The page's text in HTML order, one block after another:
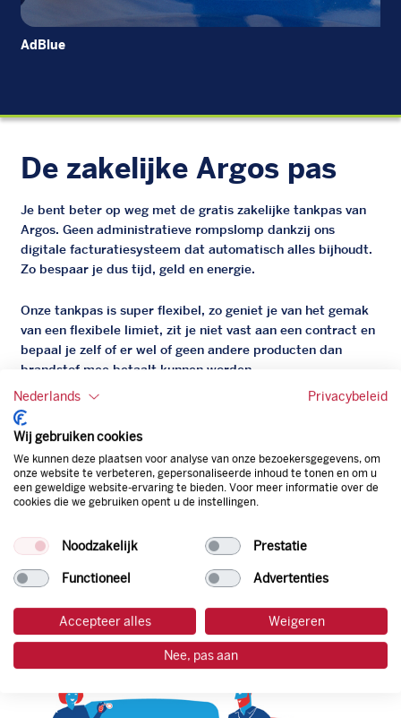
AdBlue
De zakelijke Argos pas
Je bent beter op weg met de gratis zakelijke tankpas van
Argos. Geen administratieve rompslomp dankzij ons
digitale facturatiesysteem dat automatisch alles bijhoudt.
Zo bespaar je dus tijd, geld en energie.
Onze tankpas is super flexibel, zo geniet je van het gemak
van een flexibele limiet, zit je niet vast aan een contract en
bepaal je zelf of er wel of geen andere producten dan
brandstof mee betaalt kunnen worden.
Bovendien profiteer je altijd van een gegarandeerde
korting. Mocht de pompprijs toch lager zijn dan betaal je
natuurlijk de prijs aan de pomp. Zo ben je altijd verzekerd
van de laagste prijs.
tankpas aanvragen
laadpas aanvragen
Nederlands Privacybeleid
Wij gebruiken cookies
We kunnen deze plaatsen voor analyse van onze bezoekersgegevens, om
onze website te verbeteren, gepersonaliseerde inhoud te tonen en om u
een geweldige website-ervaring te bieden. Voor meer informatie over de
cookies die we gebruiken opent u de instellingen.
Noodzakelijk Prestatie
Functioneel Advertenties
Accepteer alles Weigeren
Nee, pas aan